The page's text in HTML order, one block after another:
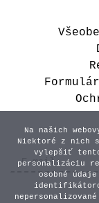
Na našich
Niektoré z nich
vylepšiť
personalizáciu
osobné